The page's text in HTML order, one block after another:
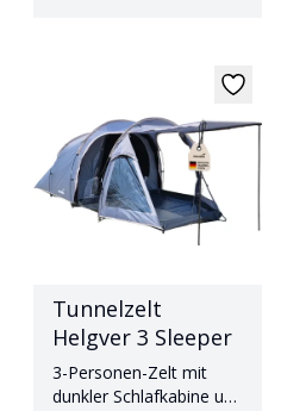
Tunnelzelt
Helgver 3 Sleeper
3-Personen-Zelt mit
dunkler Schlafkabine und